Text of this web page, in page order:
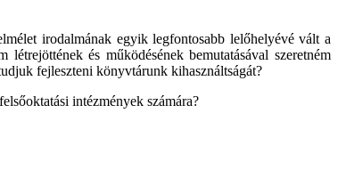
irodalmának egyik legfontosabb lelőhelyévé vált a
és működésének bemutatásával szeretném
fejleszteni könyvtárunk kihasználtságát?
intézmények számára?